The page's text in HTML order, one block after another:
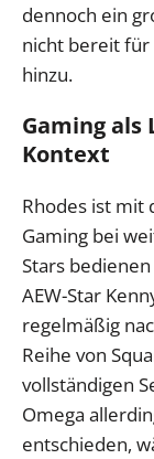
dennoch ein
nicht bereit für
hinzu.
Gaming als
Kontext
Rhodes ist mit
Gaming bei
Stars
AEW-Star
regelmäßig
Reihe von
vollständigen
Omega
entschieden,